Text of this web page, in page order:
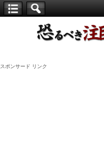
スポンサード リンク